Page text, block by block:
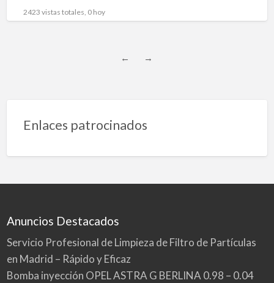
2423 vistas totales, 0 hoy
← →
Enlaces patrocinados
Anuncios Destacados
Servicio Profesional de Limpieza de Filtro de Partículas
en Madrid – Rápido y Eficaz
Bomba inyección OPEL ASTRA G BERLINA 0.98 – 0.04